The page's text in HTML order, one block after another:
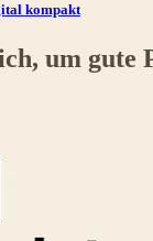
kompakt
um gute